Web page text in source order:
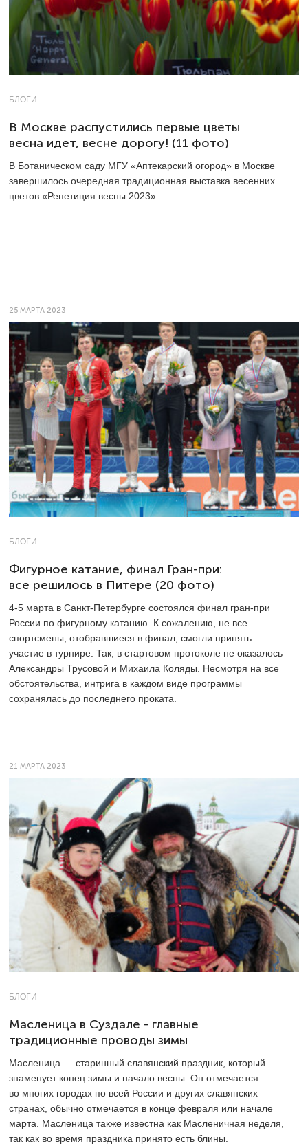
БЛОГИ
В Москве распустились первые цветы
весна идет, весне дорогу! (11 фото)
В Ботаническом саду МГУ «Аптекарский огород» в Москве
завершилось очередная традиционная выставка весенних
цветов «Репетиция весны 2023».
25 МАРТА 2023
БЛОГИ
Фигурное катание, финал Гран-при:
все решилось в Питере (20 фото)
4-5 марта в Санкт-Петербурге состоялся финал гран-при
России по фигурному катанию. К сожалению, не все
спортсмены, отобравшиеся в финал, смогли принять
участие в турнире. Так, в стартовом протоколе не оказалось
Александры Трусовой и Михаила Коляды. Несмотря на все
обстоятельства, интрига в каждом виде программы
сохранялась до последнего проката.
21 МАРТА 2023
БЛОГИ
Масленица в Суздале - главные
традиционные проводы зимы
Масленица — старинный славянский праздник, который
знаменует конец зимы и начало весны. Он отмечается
во многих городах по всей России и других славянских
странах, обычно отмечается в конце февраля или начале
марта. Масленица также известна как Масленичная неделя,
так как во время праздника принято есть блины.